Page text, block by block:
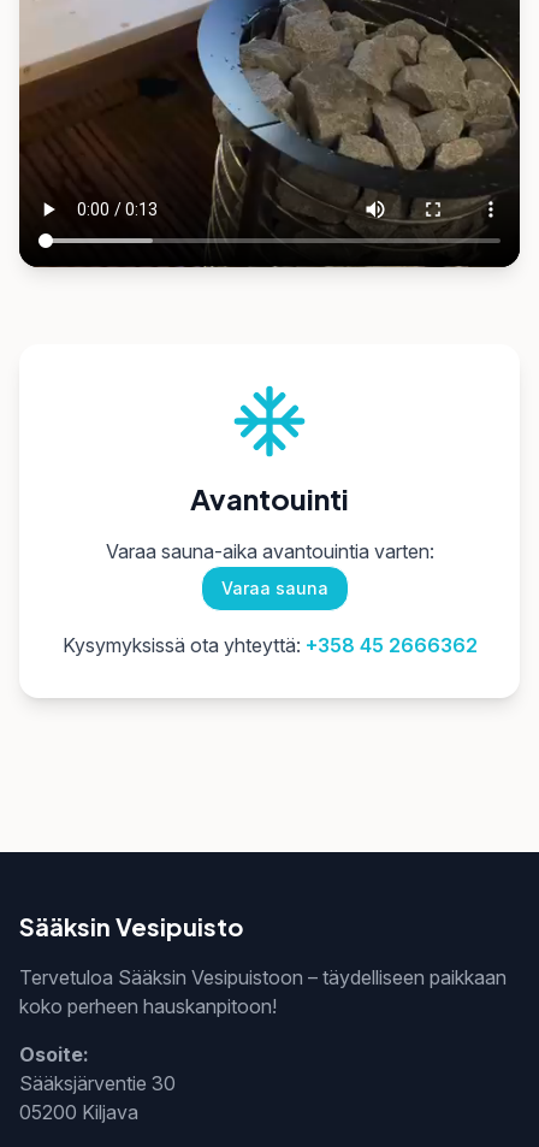
Avantouinti
Varaa sauna-aika avantouintia varten:
Varaa sauna
Kysymyksissä ota yhteyttä: +358 45 2666362
Sääksin Vesipuisto
Tervetuloa Sääksin Vesipuistoon – täydelliseen paikkaan
koko perheen hauskanpitoon!
Osoite:
Sääksjärventie 30
05200 Kiljava